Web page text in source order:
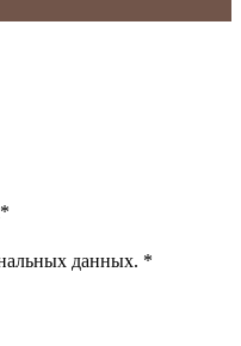
*
данных. *